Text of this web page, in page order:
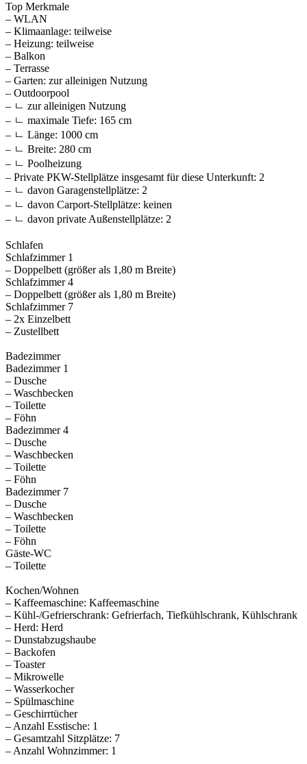
Top Merkmale
– WLAN
– Klimaanlage: teilweise
– Heizung: teilweise
– Balkon
– Terrasse
– Garten: zur alleinigen Nutzung
– Outdoorpool
– ㄴ zur alleinigen Nutzung
– ㄴ maximale Tiefe: 165 cm
– ㄴ Länge: 1000 cm
– ㄴ Breite: 280 cm
– ㄴ Poolheizung
– Private PKW-Stellplätze insgesamt für diese Unterkunft: 2
– ㄴ davon Garagenstellplätze: 2
– ㄴ davon Carport-Stellplätze: keinen
– ㄴ davon private Außen­stellplätze: 2
Schlafen
Schlafzimmer 1
– Doppelbett (größer als 1,80 m Breite)
Schlafzimmer 4
– Doppelbett (größer als 1,80 m Breite)
Schlafzimmer 7
– 2x Einzelbett
– Zustellbett
Badezimmer
Badezimmer 1
– Dusche
– Waschbecken
– Toilette
– Föhn
Badezimmer 4
– Dusche
– Waschbecken
– Toilette
– Föhn
Badezimmer 7
– Dusche
– Waschbecken
– Toilette
– Föhn
Gäste-WC
– Toilette
Kochen/Wohnen
– Kaffeemaschine: Kaffeemaschine
– Kühl-/Gefrierschrank: Gefrierfach, Tiefkühlschrank, Kühlschrank
– Herd: Herd
– Dunstabzugshaube
– Backofen
– Toaster
– Mikrowelle
– Wasserkocher
– Spülmaschine
– Geschirrtücher
– Anzahl Esstische: 1
– Gesamtzahl Sitzplätze: 7
– Anzahl Wohnzimmer: 1